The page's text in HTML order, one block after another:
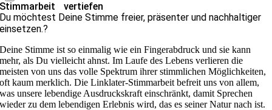
Stimmarbeit vertiefen
Du möchtest Deine Stimme freier, präsenter und nachhaltiger
einsetzen.?
Deine Stimme ist so einmalig wie ein Fingerabdruck und sie kann
mehr, als Du vielleicht ahnst. Im Laufe des Lebens verlieren die
meisten von uns das volle Spektrum ihrer stimmlichen Möglichkeiten,
oft kaum merklich. Die Linklater-Stimmarbeit befreit uns von allem,
was unsere lebendige Ausdruckskraft einschränkt, damit Sprechen
wieder zu dem lebendigen Erlebnis wird, das es seiner Natur nach ist.